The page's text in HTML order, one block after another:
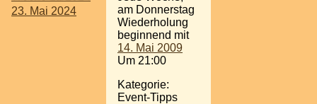
23. Mai 2024
am Donnerstag
Wiederholung
beginnend mit
14. Mai 2009
Um 21:00
Kategorie:
Event-Tipps